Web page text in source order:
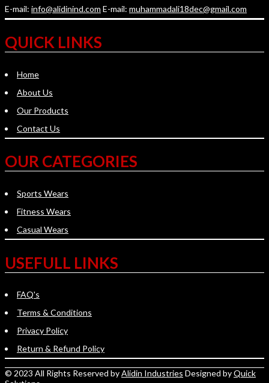
E-mail: info@alidinind.com E-mail: muhammadali18dec@gmail.com
QUICK LINKS
Home
About Us
Our Products
Contact Us
OUR CATEGORIES
Sports Wears
Fitness Wears
Casual Wears
USEFULL LINKS
FAQ's
Terms & Conditions
Privacy Policy
Return & Refund Policy
© 2023 All Rights Reserved byAlidin Industries Designed byQuick